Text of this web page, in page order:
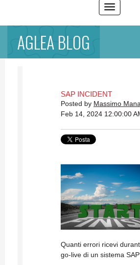
AGLEA BLOG
SAP INCIDENT
Posted by Massimo
Feb 14, 2024 12:00:00
Quanti errori ricevi
go-live di un sistema